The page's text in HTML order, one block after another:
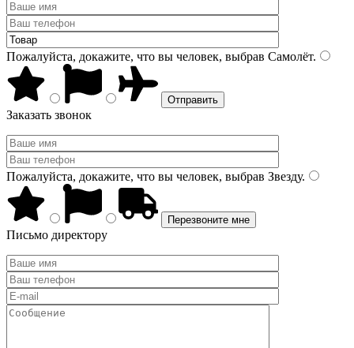
Пожалуйста, докажите, что вы человек, выбрав Самолёт.
Заказать звонок
Пожалуйста, докажите, что вы человек, выбрав Звезду.
Письмо директору